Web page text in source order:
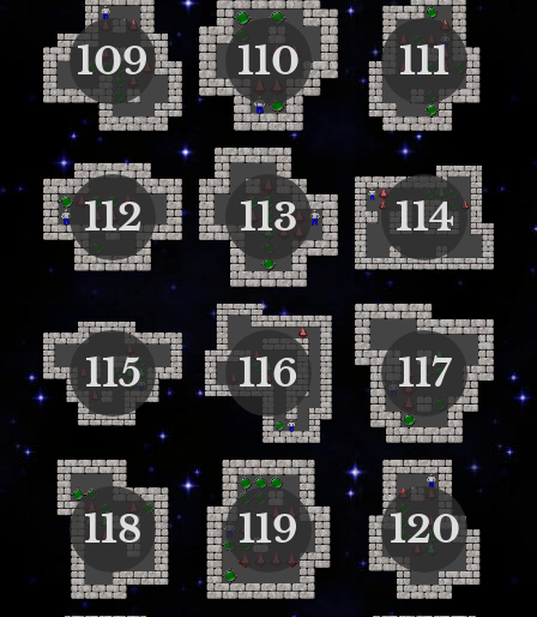
109 110 111
112 113 114
115 116 117
118 119 120